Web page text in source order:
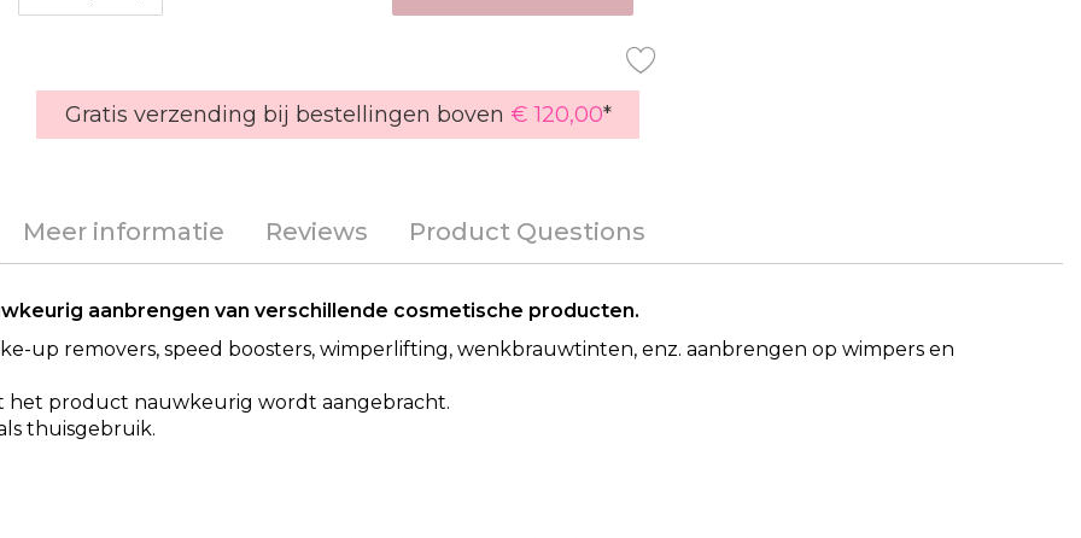
Gratis verzending bij bestellingen boven € 120,00*
aanbrengen van verschillende cosmetische producten.
up removers, speed boosters, wimperlifting, wenkbrauwtinten, enz. aanbrengen op wimpers en
het product nauwkeurig wordt aangebracht.
thuisgebruik.
Meer informatie Reviews Product Questions